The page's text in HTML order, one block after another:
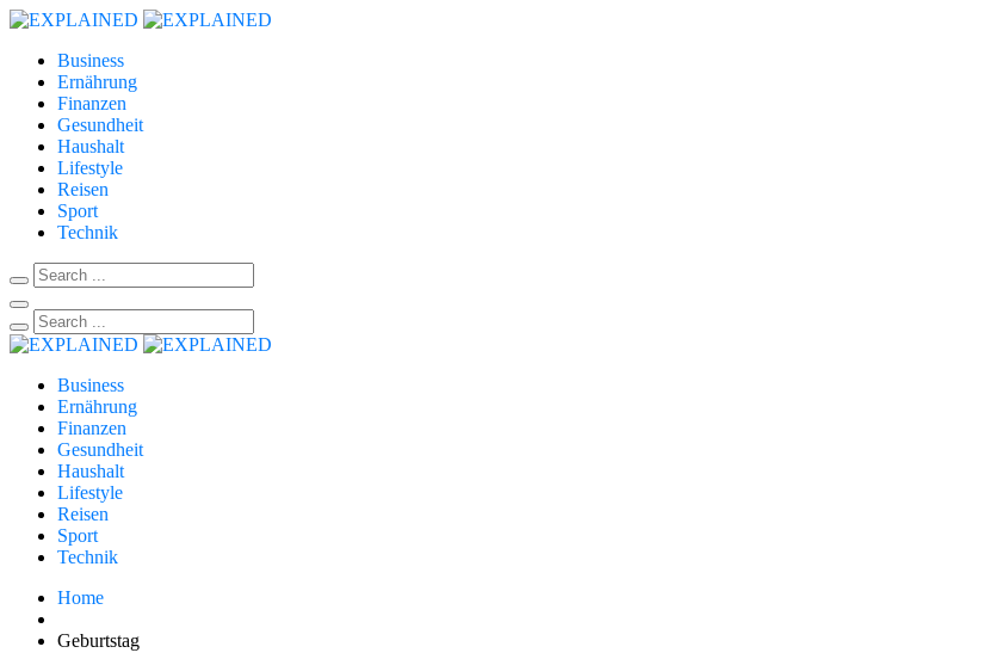
Business
Ernährung
Finanzen
Gesundheit
Haushalt
Lifestyle
Reisen
Sport
Technik
Business
Ernährung
Finanzen
Gesundheit
Haushalt
Lifestyle
Reisen
Sport
Technik
Home
Geburtstag